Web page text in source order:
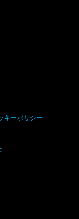
キーポリシー